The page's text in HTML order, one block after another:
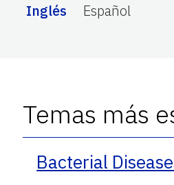
Inglés
Español
Temas más
Bacterial